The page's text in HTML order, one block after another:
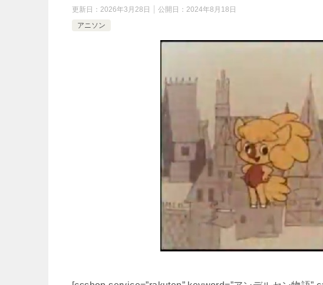
更新日： 2026年3月28日 公開日： 2024年8月18日
アニソン